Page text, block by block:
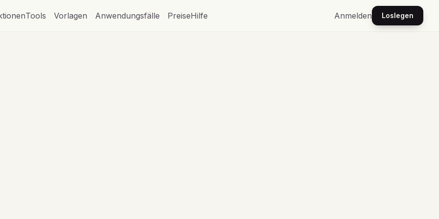
Tools Vorlagen Anwendungsfälle PreiseHilfe Anmelden Loslegen